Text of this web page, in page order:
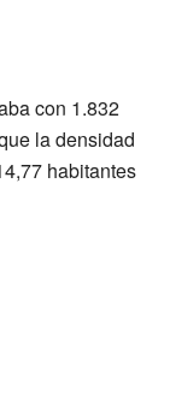
con 1.832
la densidad
habitantes